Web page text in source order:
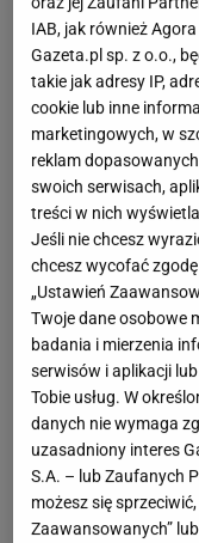
widzieliście
meczu
bardziej
reprezentacji-
sporo szczęścia,
przerwana. To
Wszystko działo
tuż obok, a
meczHowarda
O'Neill miał też
karnego i nie
Gabrielu
W półfinale
IAB, jak również
Gazeta.pl sp. z o.o.,
takie jak adresy IP,
cookie lub inne
marketingowych, w
reklam
swoich serwisach,
treści w nich
Jeśli nie chcesz
chcesz wycofać
„Ustawień
Twoje dane osobowe
badania i mierzenia
serwisów i aplikacji
Tobie usług. W
danych nie wymaga
uzasadniony interes
S.A. – lub Zaufanych
możesz się
Zaawansowanych”